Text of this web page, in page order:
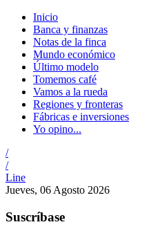
Inicio
Banca y finanzas
Notas de la finca
Mundo económico
Último modelo
Tomemos café
Vamos a la rueda
Regiones y fronteras
Fábricas e inversiones
Yo opino...
/
/
Line
Jueves, 06 Agosto 2026
Suscríbase